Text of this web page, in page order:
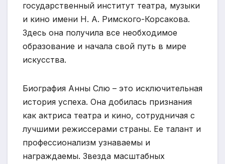
государственный институт театра, музыки
и кино имени Н. А. Римского-Корсакова.
Здесь она получила все необходимое
образование и начала свой путь в мире
искусства.
Биография Анны Слю – это исключительная
история успеха. Она добилась признания
как актриса театра и кино, сотрудничая с
лучшими режиссерами страны. Ее талант и
профессионализм узнаваемы и
награждаемы. Звезда масштабных